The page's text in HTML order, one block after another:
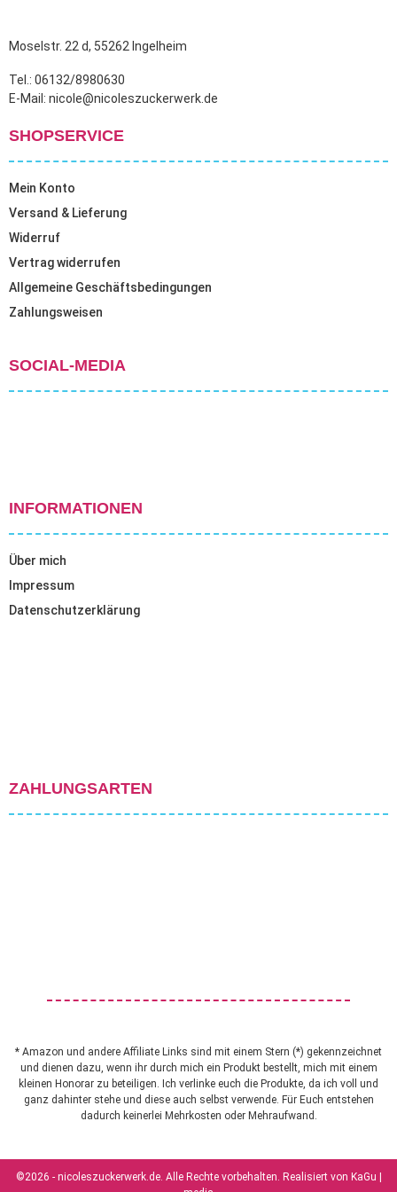
Moselstr. 22 d, 55262 Ingelheim
Tel.: 06132/8980630
E-Mail: nicole@nicoleszuckerwerk.de
SHOPSERVICE
Mein Konto
Versand & Lieferung
Widerruf
Vertrag widerrufen
Allgemeine Geschäftsbedingungen
Zahlungsweisen
SOCIAL-MEDIA
INFORMATIONEN
Über mich
Impressum
Datenschutzerklärung
ZAHLUNGSARTEN
* Amazon und andere Affiliate Links sind mit einem Stern (*) gekennzeichnet
und dienen dazu, wenn ihr durch mich ein Produkt bestellt, mich mit einem
kleinen Honorar zu beteiligen. Ich verlinke euch die Produkte, da ich voll und
ganz dahinter stehe und diese auch selbst verwende. Für Euch entstehen
dadurch keinerlei Mehrkosten oder Mehraufwand.
©2026 - nicoleszuckerwerk.de. Alle Rechte vorbehalten. Realisiert von KaGu |